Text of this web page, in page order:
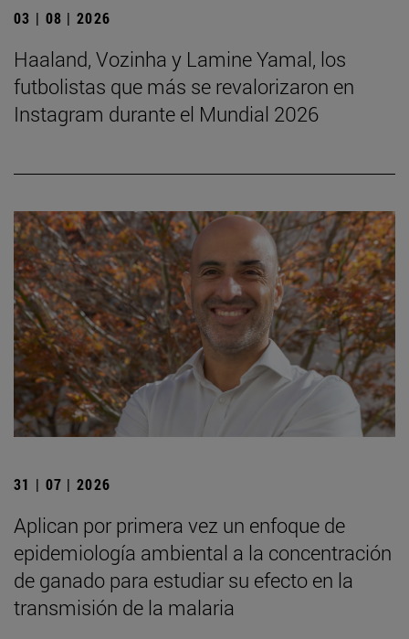
03 | 08 | 2026
Haaland, Vozinha y Lamine Yamal, los
futbolistas que más se revalorizaron en
Instagram durante el Mundial 2026
31 | 07 | 2026
Aplican por primera vez un enfoque de
epidemiología ambiental a la concentración
de ganado para estudiar su efecto en la
transmisión de la malaria